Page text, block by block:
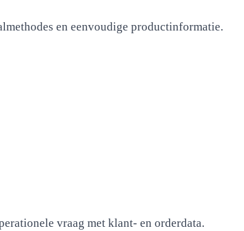
en eenvoudige productinformatie.
vraag met klant- en orderdata.